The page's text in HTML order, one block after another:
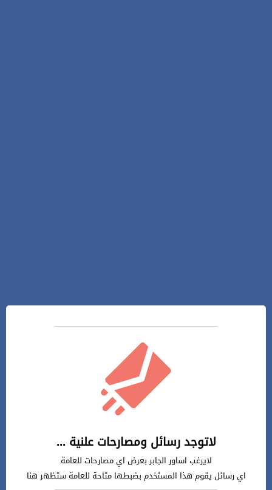
لاتوجد رسائل ومصارحات علنية ...
لايرغب اساور الجابر بعرض اي مصارحات للعامة
اي رسائل يقوم هذا المستخدم بضبطها متاحة للعامة ستظهر هنا